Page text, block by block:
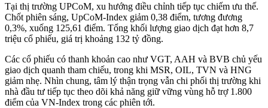
Tại thị trường UPCoM, xu hướng điều chỉnh tiếp tục chiếm ưu thế.
Chốt phiên sáng, UpCoM-Index giảm 0,38 điểm, tương đương
0,3%, xuống 125,61 điểm. Tổng khối lượng giao dịch đạt hơn 8,7
triệu cổ phiếu, giá trị khoảng 132 tỷ đồng.
Các cổ phiếu có thanh khoản cao như VGT, AAH và BVB chủ yếu
giao dịch quanh tham chiếu, trong khi MSR, OIL, TVN và HNG
giảm nhẹ. Nhìn chung, tâm lý thận trọng vẫn chi phối thị trường khi
nhà đầu tư tiếp tục theo dõi khả năng giữ vững vùng hỗ trợ 1.800
điểm của VN-Index trong các phiên tới.